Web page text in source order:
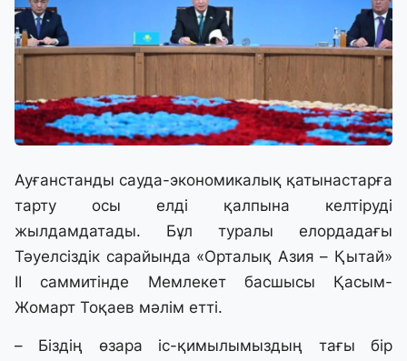
Ауғанстанды сауда-экономикалық қатынастарға
тарту осы елді қалпына келтіруді
жылдамдатады. Бұл туралы елордадағы
Тәуелсіздік сарайында «Орталық Азия – Қытай»
ІІ саммитінде Мемлекет басшысы Қасым-
Жомарт Тоқаев мәлім етті.
– Біздің өзара іс-қимылымыздың тағы бір